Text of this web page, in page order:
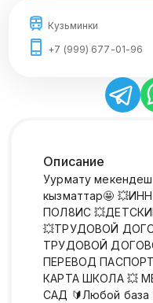
Кузьминки
+7 (999) 677-01-96
Описание
Уурмату
кызматтар🤩
ПОЛ8ИС
💥ТРУДОВОЙ
ТРУДОВОЙ
ПЕРЕВОД
КАРТА ШКОЛА 💥
САД 🔰Любой база